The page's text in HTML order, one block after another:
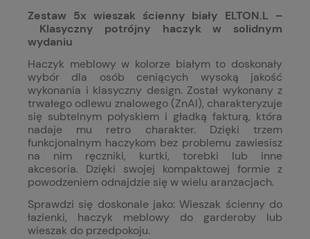
Zestaw 5x wieszak ścienny biały ELTON.L –
Klasyczny potrójny haczyk w solidnym
wydaniu
Haczyk meblowy w kolorze białym to doskonały
wybór dla osób ceniących wysoką jakość
wykonania i klasyczny design. Został wykonany z
trwałego odlewu znalowego (ZnAl), charakteryzuje
się subtelnym połyskiem i gładką fakturą, która
nadaje mu retro charakter. Dzięki trzem
funkcjonalnym haczykom bez problemu zawiesisz
na nim ręczniki, kurtki, torebki lub inne
akcesoria. Dzięki swojej kompaktowej formie z
powodzeniem odnajdzie się w wielu aranżacjach.
Sprawdzi się doskonale jako: Wieszak ścienny do
łazienki, haczyk meblowy do garderoby lub
wieszak do przedpokoju.